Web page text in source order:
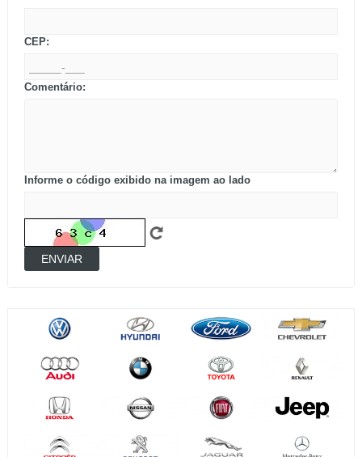
CEP:
Comentário:
Informe o código exibido na imagem ao lado
ENVIAR